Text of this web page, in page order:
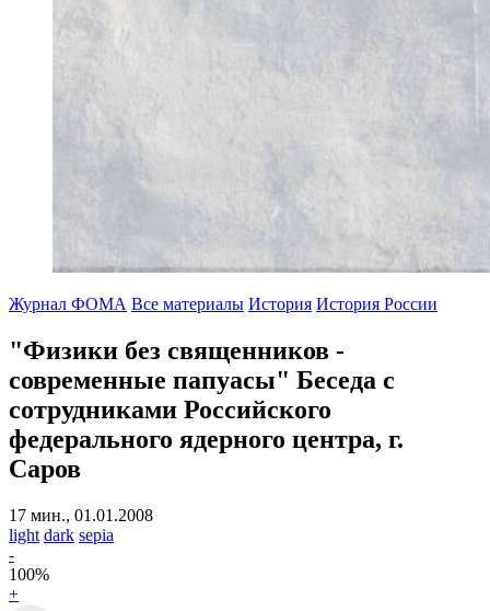
Журнал ФОМА Все материалы История История России
"Физики без священников -
современные папуасы" Беседа с
сотрудниками Российского
федерального ядерного центра, г.
Саров
17 мин., 01.01.2008
light dark sepia
-
100%
+